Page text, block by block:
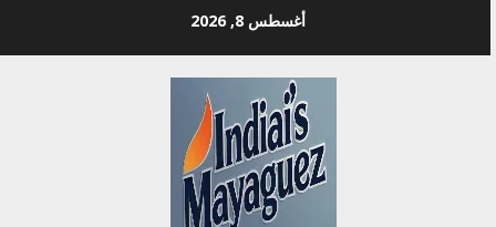
أغسطس 8, 2026